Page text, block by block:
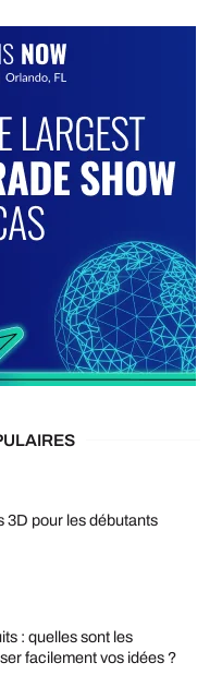
3D pour les débutants
: quelles sont les
facilement vos idées ?